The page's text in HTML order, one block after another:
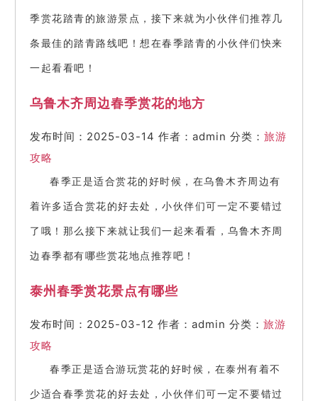
季赏花踏青的旅游景点，接下来就为小伙伴们推荐几
条最佳的踏青路线吧！想在春季踏青的小伙伴们快来
一起看看吧！
乌鲁木齐周边春季赏花的地方
发布时间：2025-03-14 作者：admin 分类： 旅游
攻略
春季正是适合赏花的好时候，在乌鲁木齐周边有
着许多适合赏花的好去处，小伙伴们可一定不要错过
了哦！那么接下来就让我们一起来看看，乌鲁木齐周
边春季都有哪些赏花地点推荐吧！
泰州春季赏花景点有哪些
发布时间：2025-03-12 作者：admin 分类： 旅游
攻略
春季正是适合游玩赏花的好时候，在泰州有着不
少适合春季赏花的好去处，小伙伴们可一定不要错过